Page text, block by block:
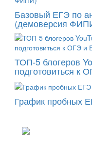
Базовый ЕГЭ по
(демоверсия
ТОП-5 блогеров
подготовиться к
График пробных